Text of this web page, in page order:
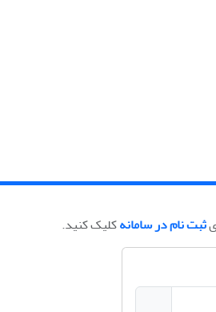
ثبت نام در سامانهکلیک کنید.